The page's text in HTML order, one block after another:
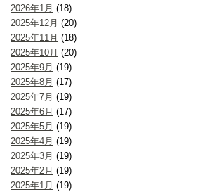
2026年1月 (18)
2025年12月 (20)
2025年11月 (18)
2025年10月 (20)
2025年9月 (19)
2025年8月 (17)
2025年7月 (19)
2025年6月 (17)
2025年5月 (19)
2025年4月 (19)
2025年3月 (19)
2025年2月 (19)
2025年1月 (19)